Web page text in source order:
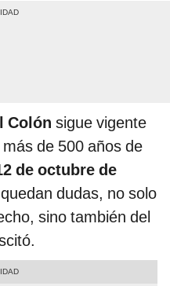
Colón sigue vigente
de 500 años de
de octubre de
dudas, no solo
sino también del